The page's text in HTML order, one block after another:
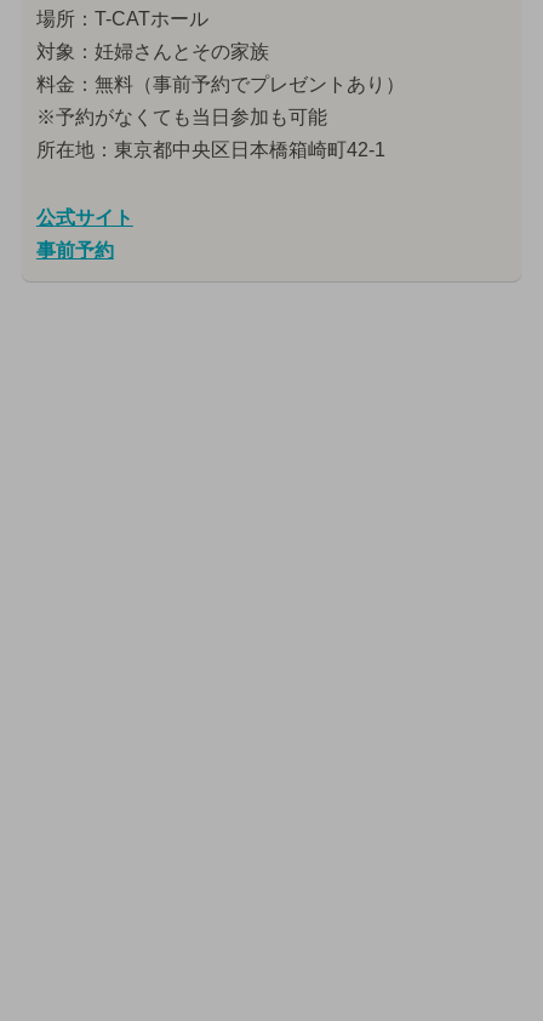
場所：T-CATホール
対象：妊婦さんとその家族
料金：無料（事前予約でプレゼントあり）
※予約がなくても当日参加も可能
所在地：東京都中央区日本橋箱崎町42-1
公式サイト
事前予約